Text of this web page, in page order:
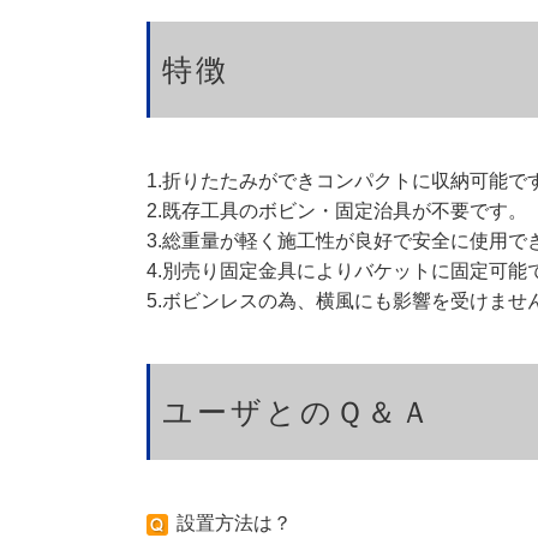
特徴
1.折りたたみができコンパクトに収納可能で
2.既存工具のボビン・固定治具が不要です。
3.総重量が軽く施工性が良好で安全に使用で
4.別売り固定金具によりバケットに固定可能
5.ボビンレスの為、横風にも影響を受けませ
ユーザとのＱ＆Ａ
設置方法は？